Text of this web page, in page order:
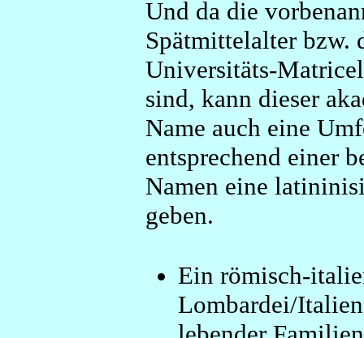
Und da die
Spätmittelalter bzw.
Universitäts-
sind, kann dieser
Name auch eine
entsprechend einer
Namen eine
geben.
Ein römisch-
Lombardei/